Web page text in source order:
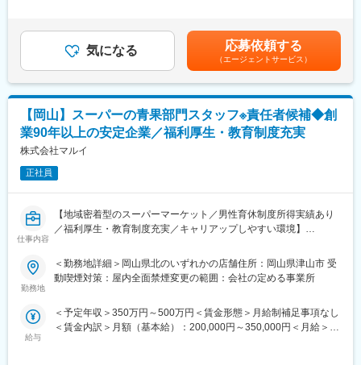
変更の範囲：会社の定める業務
・商品仕入・発注システム操作・専用システム操作・Excel表等の
操作、関数計算
※ゆくゆくは主任・チーフ・MGとしてご活躍頂ければと考えてお
ります。
■当社の人材育成制度：
「マルイアカデミー」を設立し、社員の教育、資格取得を後押し
しています。店舗における様々なスキル向上のための各種研修が
充実しており、入社から10年後のキャリア形成を計画します。
西日本エリアの食料品店では最も早くセルフサービス方式を導入
したスーパーマーケットです。1958年8月には株式会社マルイを
を展開しています。2020年からは本格的にデジタルトランスフォ
ーメーション（以下、DX）への取組みを開始しました。フルセル
今後も、新たなサービスや商品を創造し、変革し、地域の皆様の
健やかな食生活のお手伝いが出来る「食の専門家」を目指し、地
賃金はあくまでも目安の金額であり、選考を通じて上下する可能
性があります。月給(月額)は固定手当を含めた表記です。
気になる 応募依頼する
（エージェントサービス）
【岡山】スーパーの青果部門スタッフ※責任者候補◆創
業90年以上の安定企業／福利厚生・教育制度充実
株式会社マルイ
正社員
仕事内容
【地域密着型のスーパーマーケット／男性育休制度所得実績あり
／福利厚生・教育制度充実／キャリアップしやすい環境】
当社は地域の食のライフラインを支えるスーパーマーケットとし
て、岡山・鳥取・島根で店舗展開をしております。現在食品スー
■業務内容：
勤務地
＜勤務地詳細＞岡山県北のいずれかの店舗住所：岡山県津山市 受
動喫煙対策：屋内全面禁煙変更の範囲：会社の定める事業所
給与
＜予定年収＞350万円～500万円＜賃金形態＞月給制補足事項なし
＜賃金内訳＞月額（基本給）：200,000円～350,000円＜月給＞